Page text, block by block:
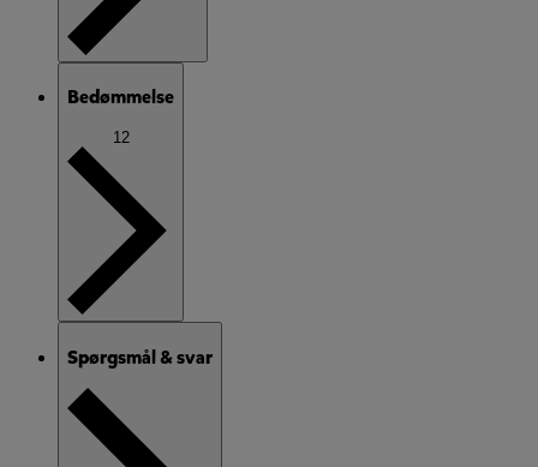
Bedømmelse
12
Spørgsmål & svar